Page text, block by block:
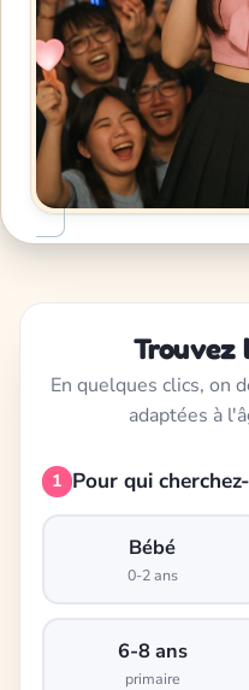
Trouvez
En quelques clics, on
adaptées à
1 Pour qui
Bébé
0-2 ans
6-8 ans
primaire